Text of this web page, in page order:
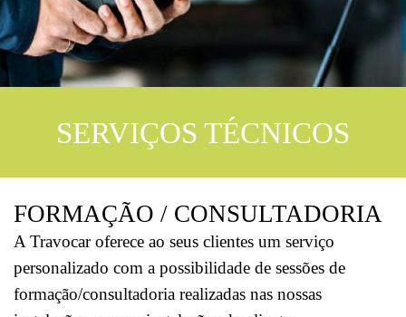
SERVIÇOS TÉCNICOS
FORMAÇÃO / CONSULTADORIA
A Travocar oferece ao seus clientes um serviço
personalizado com a possibilidade de sessões de
formação/consultadoria realizadas nas nossas